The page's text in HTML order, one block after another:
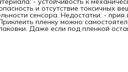
и отсутствие токсичных
сенсора. Недостатки: -
пленку можно
Даже если под пленкой